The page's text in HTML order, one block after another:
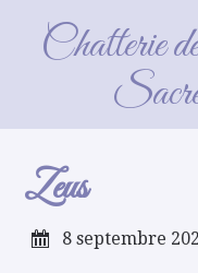
Chatterie
Zeus
8 septembre